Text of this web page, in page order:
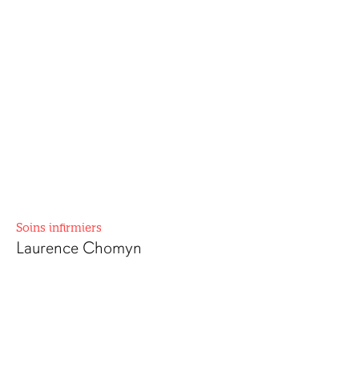
Soins infirmiers
Laurence Chomyn